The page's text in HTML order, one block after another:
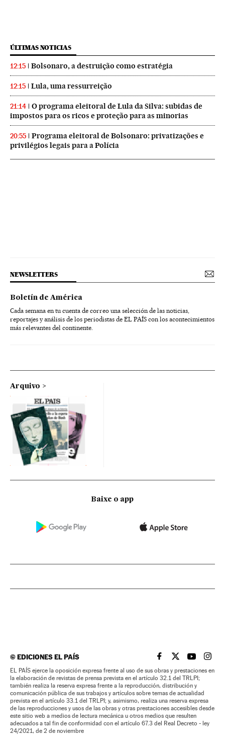
ÚLTIMAS NOTICIAS
12:15 Bolsonaro, a destruição como estratégia
12:15 Lula, uma ressurreição
21:14
O programa eleitoral de Lula da Silva: subidas de
impostos para os ricos e proteção para as minorias
20:55
Programa eleitoral de Bolsonaro: privatizações e
privilégios legais para a Polícia
NEWSLETTERS
Boletín de América
Cada semana en tu cuenta de correo una selección de las noticias,
reportajes y análisis de los periodistas de EL PAÍS con los acontecimientos
más relevantes del continente.
Arquivo
Baixe o app
©EDICIONES EL PAÍS EL PAÍS BRASIL EN
EL PAÍSEL PAÍS
EL
EL PAÍS ejerce la oposición expresa frente al uso de sus obras y prestaciones en
la elaboración de revistas de prensa prevista en el artículo 32.1 del TRLPI;
también realiza la reserva expresa frente a la reproducción, distribución y
comunicación pública de sus trabajos y artículos sobre temas de actualidad
prevista en el artículo 33.1 del TRLPI; y, asimismo, realiza una reserva expresa
de las reproducciones y usos de las obras y otras prestaciones accesibles desde
este sitio web a medios de lectura mecánica u otros medios que resulten
adecuados a tal fin de conformidad con el artículo 67.3 del Real Decreto - ley
24/2021, de 2 de noviembre